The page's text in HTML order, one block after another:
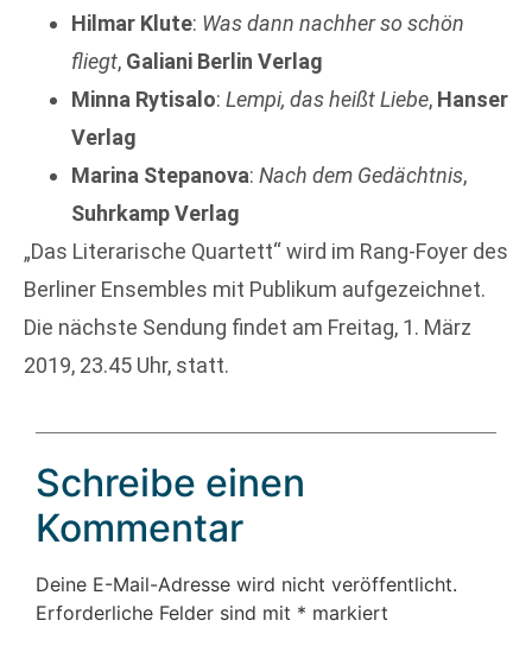
Hilmar Klute: Was dann nachher so schön
fliegt, Galiani Berlin Verlag
Minna Rytisalo: Lempi, das heißt Liebe, Hanser
Verlag
Marina Stepanova: Nach dem Gedächtnis,
Suhrkamp Verlag
„Das Literarische Quartett“ wird im Rang-Foyer des
Berliner Ensembles mit Publikum aufgezeichnet.
Die nächste Sendung findet am Freitag, 1. März
2019, 23.45 Uhr, statt.
Schreibe einen
Kommentar
Deine E-Mail-Adresse wird nicht veröffentlicht.
Erforderliche Felder sind mit * markiert